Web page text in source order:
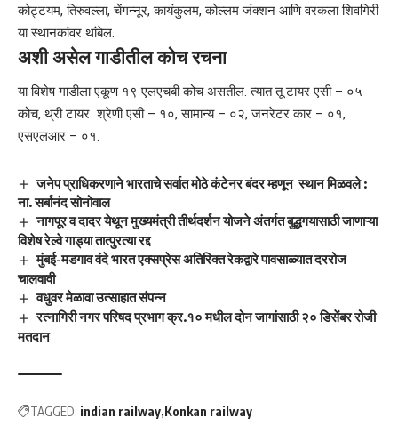
कोट्टयम, तिरुवल्ला, चेंगन्नूर, कायंकुलम, कोल्लम जंक्शन आणि वरकला शिवगिरी
या स्थानकांवर थांबेल.
अशी असेल गाडीतील कोच रचना
या विशेष गाडीला एकूण १९ एलएचबी कोच असतील. त्यात तू टायर एसी – ०५
कोच, थ्री टायर श्रेणी एसी – १०, सामान्य – ०२, जनरेटर कार – ०१,
एसएलआर – ०१.
जनेप प्राधिकरणाने भारताचे सर्वात मोठे कंटेनर बंदर म्हणून स्थान मिळवले :
ना. सर्बानंद सोनोवाल
नागपूर व दादर येथून मुख्यमंत्री तीर्थदर्शन योजने अंतर्गत बुद्धगयासाठी जाणाऱ्या
विशेष रेल्वे गाड्या तात्पुरत्या रद्द
मुंबई-मडगाव वंदे भारत एक्सप्रेस अतिरिक्त रेकद्वारे पावसाळ्यात दररोज
चालवावी
वधुवर मेळावा उत्साहात संपन्न
रत्नागिरी नगर परिषद प्रभाग क्र.१० मधील दोन जागांसाठी २० डिसेंबर रोजी
मतदान
TAGGED: indian railway Konkan railway